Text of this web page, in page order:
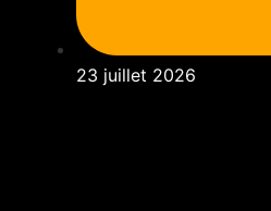
23 juillet 2026